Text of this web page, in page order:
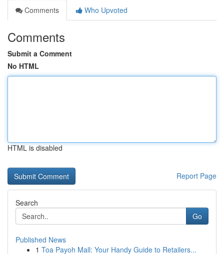
Comments
Who Upvoted
Comments
Submit a Comment
No HTML
HTML is disabled
Report Page
Search
Go
Published News
1 Toa Payoh Mall: Your Handy Guide to Retailers...